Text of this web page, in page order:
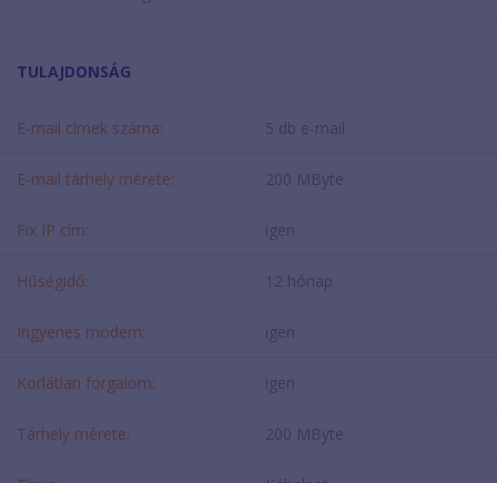
TULAJDONSÁG
E-mail címek száma: 5 db e-mail
E-mail tárhely mérete: 200 MByte
Fix IP cím: igen
Hűségidő: 12 hónap
Ingyenes modem: igen
Korlátlan forgalom: igen
Tárhely mérete: 200 MByte